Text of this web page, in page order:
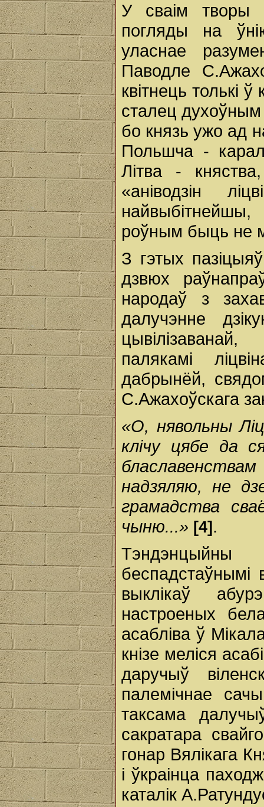
У сваім творы
погляды на
уласнае
Паводле
квітнець толькі
сталец
бо князь ужо ад
Польшча -
Літва -
«аніводзін
роўным быць не
З гэтых
дзвюх
народаў з
далучэнне
палякамі
дабрынёй,
С.Ажахоўскага
«О, нявольны
клічу цябе да
надзяляю, не
грамадства
чыню...» [4] .
беспадстаўнымі
выклікаў
настроеных
асабліва ў
кнізе меліся
даручыў
палемічнае
таксама
сакратара
гонар Вялікага
i ўкраінца
каталік